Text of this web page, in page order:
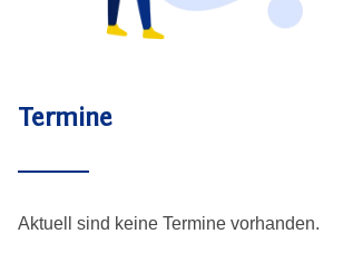
Termine
Aktuell sind keine Termine vorhanden.